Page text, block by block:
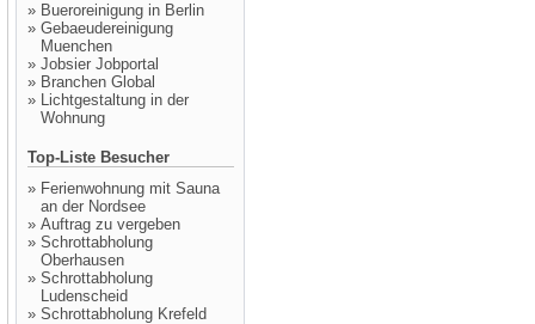
» Bueroreinigung in Berlin
» Gebaeudereinigung
Muenchen
» Jobsier Jobportal
» Branchen Global
» Lichtgestaltung in der
Wohnung
Top-Liste Besucher
» Ferienwohnung mit Sauna
an der Nordsee
» Auftrag zu vergeben
» Schrottabholung
Oberhausen
» Schrottabholung
Ludenscheid
» Schrottabholung Krefeld